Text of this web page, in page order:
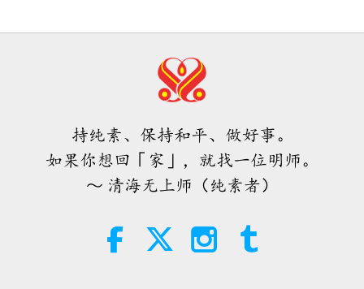
19:47
38:45
师父内边的和平会谈（二集之一）
师徒之间 2026-08-06 1145
2:01
肉品制造商权益
持纯素、保持和平、做好事。
如果你想回「家」，就找一位明师。
～ 清海无上师（纯素者）